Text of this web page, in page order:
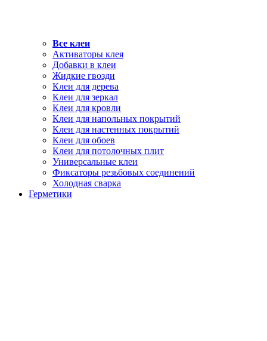
Все клеи
Активаторы клея
Добавки в клеи
Жидкие гвозди
Клеи для дерева
Клеи для зеркал
Клеи для кровли
Клеи для напольных покрытий
Клеи для настенных покрытий
Клеи для обоев
Клеи для потолочных плит
Универсальные клеи
Фиксаторы резьбовых соединений
Холодная сварка
Герметики